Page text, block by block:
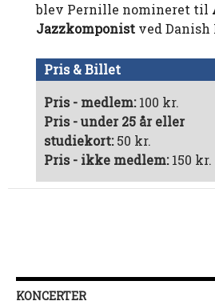
blev Pernille nomineret til
Jazzkomponist ved Danish
Pris & Billet
Pris - medlem:100 kr.
Pris - under 25 år eller
studiekort:50 kr.
Pris - ikke medlem:150 kr.
KONCERTER